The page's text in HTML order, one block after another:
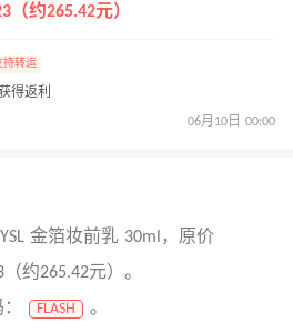
（约265.42元）
持转运
得返利
06月10日 00:00
YSL 金箔妆前乳 30ml，原价
约265.42元）。
FLASH
。